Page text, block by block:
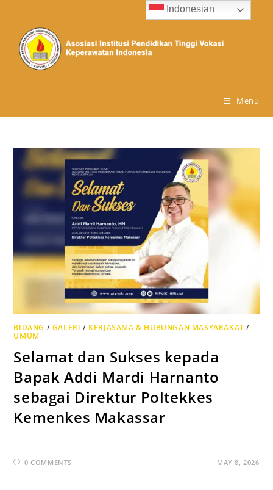
Menu
BIDANG / GALERI / KERJASAMA & HUBUNGAN MASYARAKAT /
UMUM
Selamat dan Sukses kepada
Bapak Addi Mardi Harnanto
sebagai Direktur Poltekkes
Kemenkes Makassar
0 COMMENTS MAY 8, 2026
Indonesian